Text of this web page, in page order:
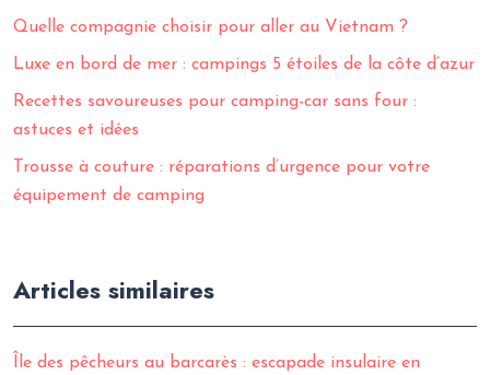
Quelle compagnie choisir pour aller au Vietnam ?
Luxe en bord de mer : campings 5 étoiles de la côte d’azur
Recettes savoureuses pour camping-car sans four :
astuces et idées
Trousse à couture : réparations d’urgence pour votre
équipement de camping
Articles similaires
Île des pêcheurs au barcarès : escapade insulaire en